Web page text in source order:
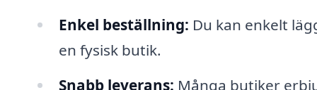
Enkel beställning: Du kan enkelt
en fysisk butik.
Snabb leverans: Många butiker